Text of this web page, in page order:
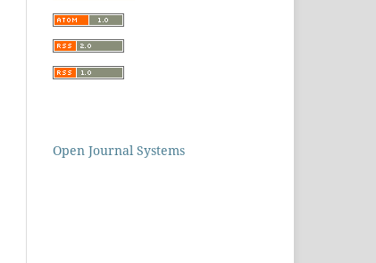
Open Journal Systems